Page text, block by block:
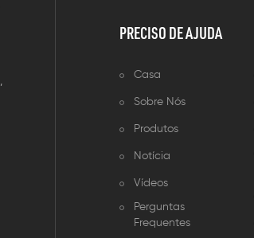
PRECISO DE AJUDA
Casa
Sobre Nós
Produtos
Notícia
Vídeos
Perguntas
Frequentes